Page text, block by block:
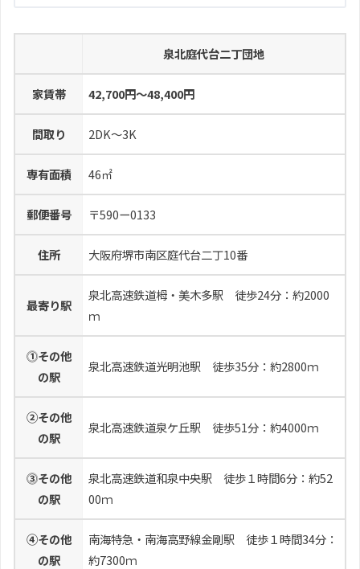
泉北庭代台二丁団地
家賃帯 42,700円～48,400円
間取り 2DK～3K
専有面積 46㎡
郵便番号 〒590ー0133
住所 大阪府堺市南区庭代台二丁10番
最寄り駅
泉北高速鉄道栂・美木多駅 徒歩24分：約2000
ｍ
⓵その他
の駅
泉北高速鉄道光明池駅 徒歩35分：約2800ｍ
②その他
の駅
泉北高速鉄道泉ケ丘駅 徒歩51分：約4000ｍ
⓷その他
の駅
泉北高速鉄道和泉中央駅 徒歩１時間6分：約52
00ｍ
④その他
の駅
南海特急・ 南海高野線金剛駅 徒歩１時間34分：
約7300ｍ